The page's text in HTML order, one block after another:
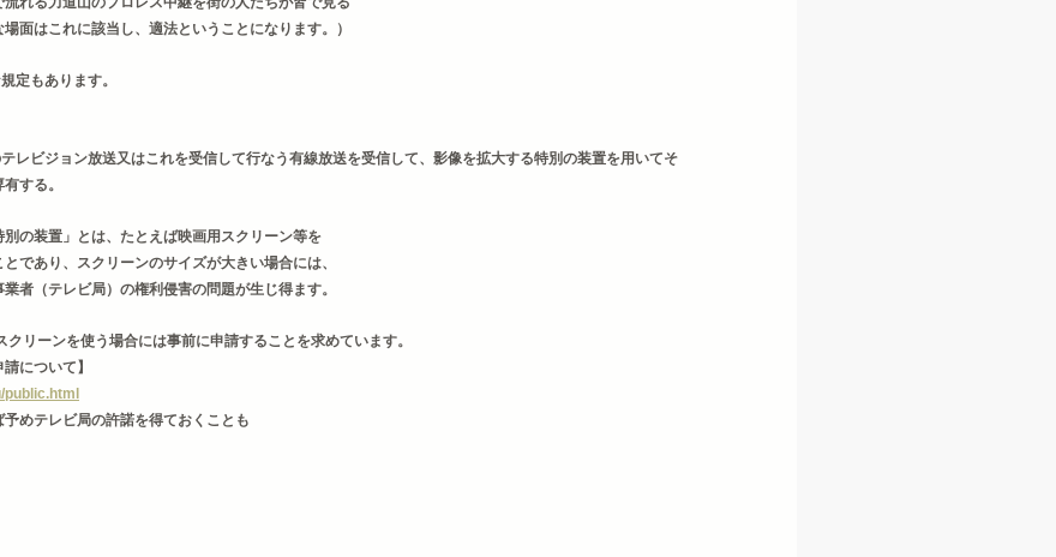
面はこれに該当し、適法ということになります。）
定もあります。
レビジョン放送又はこれを受信して行なう有線放送を受信して、影像を拡大する特別の装置を用いてそ
する。
の装置」とは、たとえば映画用スクリーン等を
であり、スクリーンのサイズが大きい場合には、
者（テレビ局）の権利侵害の問題が生じ得ます。
リーンを使う場合には事前に申請することを求めています。
について】
めテレビ局の許諾を得ておくことも